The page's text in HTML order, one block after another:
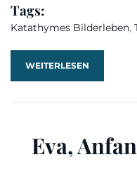
Tags:
Katathymes Bilderleben,
WEITERLESEN
Eva,